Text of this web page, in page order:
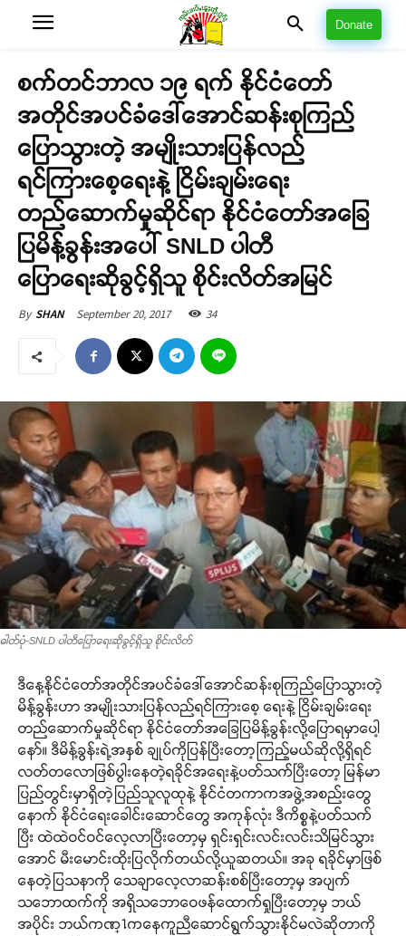
Donate
စက်တင်ဘာလ ၁၉ ရက် နိုင်ငံတော်
အတိုင်အပင်ခံဒေါ်အောင်ဆန်းစုကြည်
ပြောသွားတဲ့ အမျိုးသားပြန်လည်
ရင်ကြားစေ့ရေးနဲ့ ငြိမ်းချမ်းရေး
တည်ဆောက်မှုဆိုင်ရာ နိုင်ငံတော်အခြေ
ပြမိန့်ခွန်းအပေါ် SNLD ပါတီ
ပြောရေးဆိုခွင့်ရှိသူ စိုင်းလိတ်အမြင်
By SHAN September 20, 2017 34
ဓါတ်ပုံ-SNLD ပါတီပြောရေးဆိုခွင့်ရှိသူ စိုင်းလိတ်
ဒီနေ့နိုင်ငံတော်အတိုင်အပင်ခံဒေါ်အောင်ဆန်းစုကြည်ပြောသွားတဲ့
မိန့်ခွန်းဟာ အမျိုးသားပြန်လည်ရင်ကြားစေ့ ရေးနဲ့ ငြိမ်းချမ်းရေး
တည်ဆောက်မှုဆိုင်ရာ နိုင်ငံတော်အခြေပြမိန့်ခွန်းလို့ပြောရမှာပေါ့
နော်။ ဒီမိန့်ခွန်းရဲ့အနှစ် ချုပ်ကိုပြန်ပြီးတော့ကြည့်မယ်ဆိုလို့ရှိရင်
လတ်တလောဖြစ်ပွါးနေတဲ့ရခိုင်အရေးနဲ့ပတ်သက်ပြီးတော့ မြန်မာ
ပြည်တွင်းမှာရှိတဲ့ပြည်သူလူထုနဲ့ နိုင်ငံတကာကအဖွဲ့အစည်းတွေ
နောက် နိုင်ငံရေးခေါင်းဆောင်တွေ အကုန်လုံး ဒီကိစ္စနဲ့ပတ်သက်
ပြီး ထဲထဲဝင်ဝင်လေ့လာပြီးတော့မှ ရှင်းရှင်းလင်းလင်းသိမြင်သွား
အောင် မီးမောင်းထိုးပြလိုက်တယ်လို့ယူဆတယ်။ အခု ရခိုင်မှာဖြစ်
နေတဲ့ပြသနာကို သေချာလေ့လာဆန်းစစ်ပြီးတော့မှ အပျက်
သဘောထက်ကို အရှိသဘောဝေဖန်ထောက်ရှုပြီးတော့မှ ဘယ်
အပိုင်း ဘယ်ကဏ္႑ကနေကူညီဆောင်ရွက်သွားနိုင်မလဲဆိုတာကို